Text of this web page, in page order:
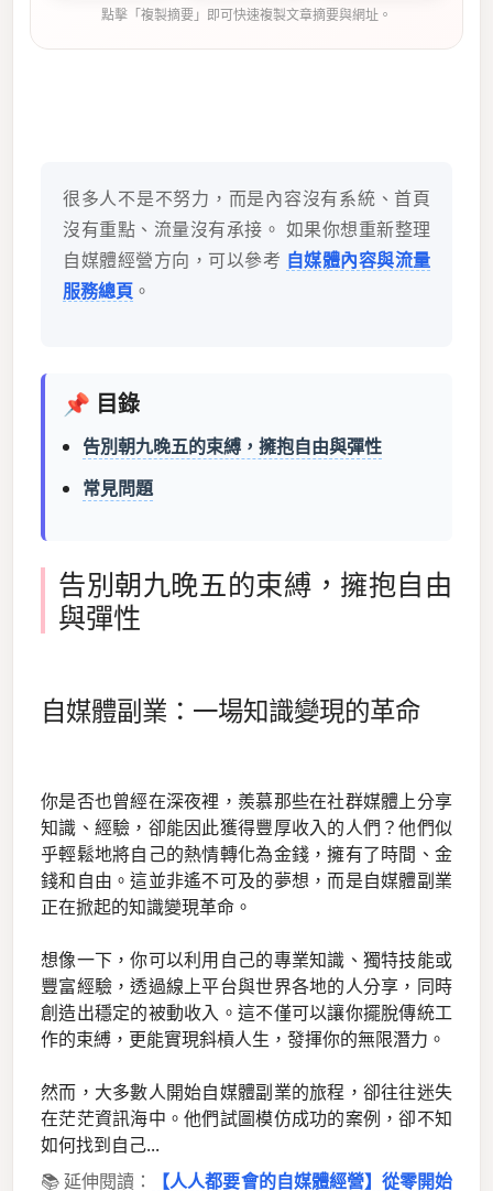
點擊「複製摘要」即可快速複製文章摘要與網址。
很多人不是不努力，而是內容沒有系統、首頁
沒有重點、流量沒有承接。 如果你想重新整理
自媒體經營方向，可以參考 自媒體內容與流量
服務總頁 。
📌 目錄
告別朝九晚五的束縛，擁抱自由與彈性
常見問題
告別朝九晚五的束縛，擁抱自由
與彈性
自媒體副業：一場知識變現的革命
你是否也曾經在深夜裡，羨慕那些在社群媒體上分享
知識、經驗，卻能因此獲得豐厚收入的人們？他們似
乎輕鬆地將自己的熱情轉化為金錢，擁有了時間、金
錢和自由。這並非遙不可及的夢想，而是自媒體副業
正在掀起的知識變現革命。
想像一下，你可以利用自己的專業知識、獨特技能或
豐富經驗，透過線上平台與世界各地的人分享，同時
創造出穩定的被動收入。這不僅可以讓你擺脫傳統工
作的束縛，更能實現斜槓人生，發揮你的無限潛力。
然而，大多數人開始自媒體副業的旅程，卻往往迷失
在茫茫資訊海中。他們試圖模仿成功的案例，卻不知
如何找到自己...
📚 延伸閱讀：
【人人都要會的自媒體經營】從零開始